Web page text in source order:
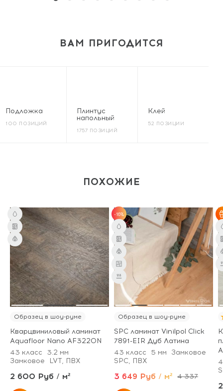
ВАМ ПРИГОДИТСЯ
Подложка
100 ПОЗИЦИЙ
Плинтус
напольный
1757 ПОЗИЦИЙ
Клей
52 ПОЗИЦИИ
ПОХОЖИЕ
Образец в шоу-руме
Кварцвиниловый ламинат
Aquafloor Nano AF3220N
43 класс
3.2 мм
Замковое
LVT, ПВХ
2 600 Руб / м²
-16%
Образец в шоу-руме
SPC ламинат Vinilpol Click
7891-EIR Дуб Латина
43 класс
5 мм
Замковое
SPC, ПВХ
3 649 Руб / м² 4 337